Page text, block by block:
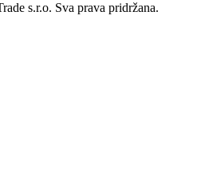
s.r.o. Sva prava pridržana.